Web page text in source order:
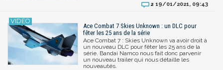
2 19/01/2021, 09:43
Ace Combat 7 Skies Unknown : un DLC pour
fêter les 25 ans de la série
Ace Combat 7 : Skies Unknown va avoir droit à
un nouveau DLC pour fêter les 25 ans de la
série. Bandai Namco nous fait donc parvenir
un nouveau trailer qui nous détaille les
nouveautés.